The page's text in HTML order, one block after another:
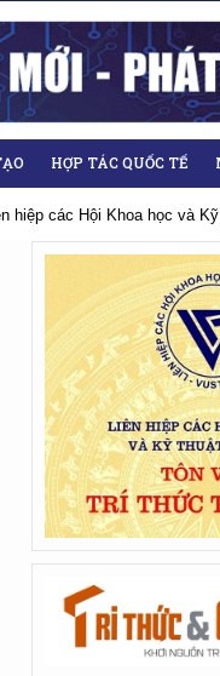
HỢP TÁC QUỐC TẾ
hiệp các Hội Khoa học và